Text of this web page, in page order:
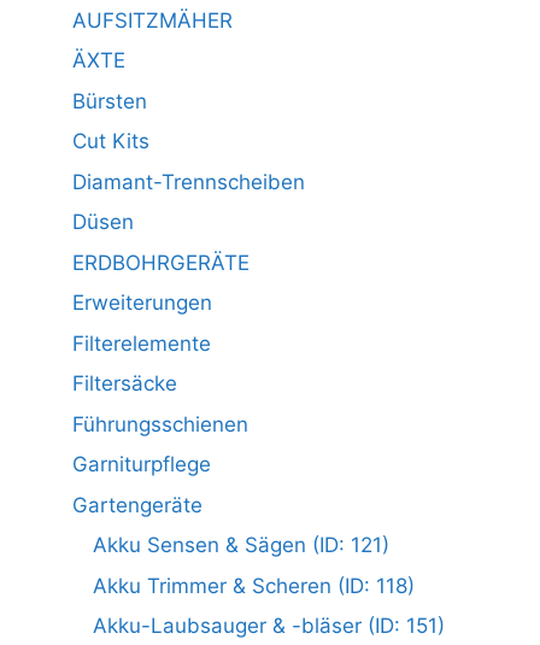
AUFSITZMÄHER
ÄXTE
Bürsten
Cut Kits
Diamant-Trennscheiben
Düsen
ERDBOHRGERÄTE
Erweiterungen
Filterelemente
Filtersäcke
Führungsschienen
Garniturpflege
Gartengeräte
Akku Sensen & Sägen (ID: 121)
Akku Trimmer & Scheren (ID: 118)
Akku-Laubsauger & -bläser (ID: 151)